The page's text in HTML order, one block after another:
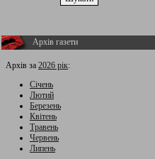
Архів газети
Архів за 2026 рік:
Січень
Лютий
Березень
Квітень
Травень
Червень
Липень